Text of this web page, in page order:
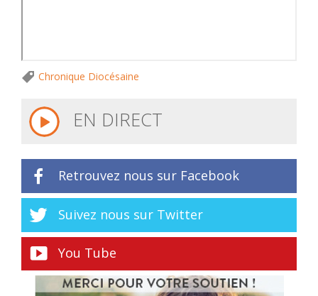
Chronique Diocésaine
EN DIRECT
Retrouvez nous sur Facebook
Suivez nous sur Twitter
You Tube